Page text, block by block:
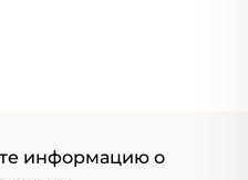
информацию о